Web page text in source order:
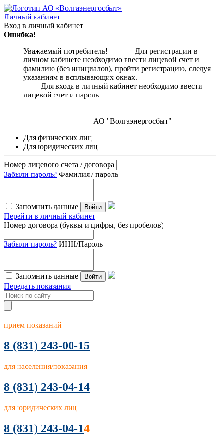
Личный кабинет
Вход в личный кабинет
Ошибка!
Уважаемый потребитель! Для регистрации в
личном кабинете необходимо ввести лицевой счет и
фамилию (без инициалов), пройти регистрацию, следуя
указаниям в всплывающих окнах.
Для входа в личный кабинет необходимо ввести
лицевой счет и пароль.
АО "Волгаэнергосбыт"
Для физических лиц
Для юридических лиц
Номер лицевого счета / договора
Забыли пароль? Фамилия / пароль
Запомнить данные Войти
Перейти в личный кабинет
Номер договора (буквы и цифры, без пробелов)
Забыли пароль? ИНН/Пароль
Запомнить данные Войти
Передать показания
прием показаний
8 (831) 243-00-15
для населения/показания
8 (831) 243-04-14
для юридических лиц
8 (831) 243-04-14